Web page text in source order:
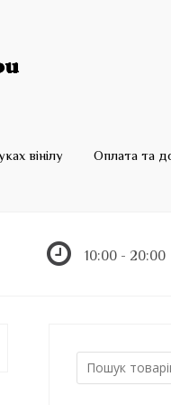
вінілу Оплата та
10:00 - 20:00
Ш